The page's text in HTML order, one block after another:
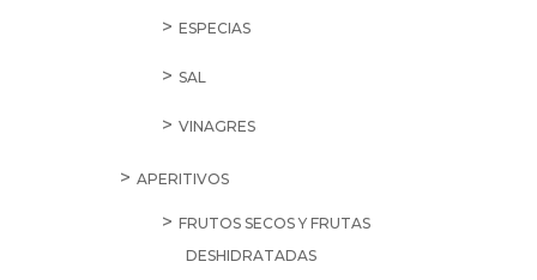
ESPECIAS
SAL
VINAGRES
APERITIVOS
FRUTOS SECOS Y FRUTAS
DESHIDRATADAS